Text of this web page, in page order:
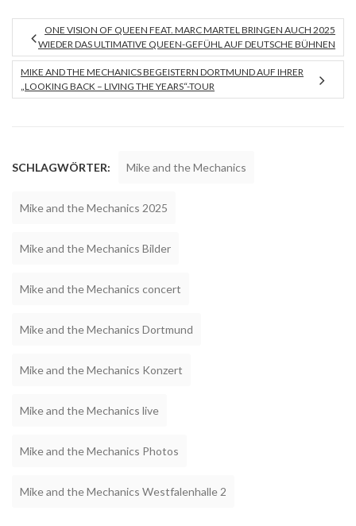
ONE VISION OF QUEEN FEAT. MARC MARTEL BRINGEN AUCH 2025
WIEDER DAS ULTIMATIVE QUEEN-GEFÜHL AUF DEUTSCHE BÜHNEN
MIKE AND THE MECHANICS BEGEISTERN DORTMUND AUF IHRER
„LOOKING BACK – LIVING THE YEARS“-TOUR
SCHLAGWÖRTER: Mike and the Mechanics
Mike and the Mechanics 2025
Mike and the Mechanics Bilder
Mike and the Mechanics concert
Mike and the Mechanics Dortmund
Mike and the Mechanics Konzert
Mike and the Mechanics live
Mike and the Mechanics Photos
Mike and the Mechanics Westfalenhalle 2